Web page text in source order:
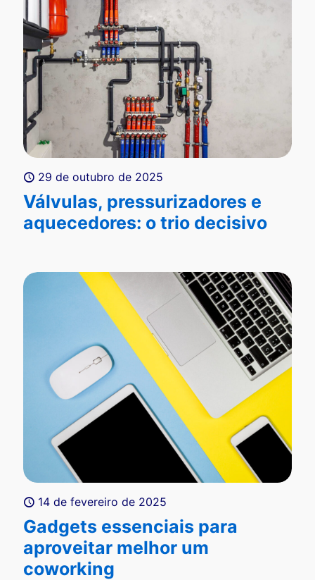
29 de outubro de 2025
Válvulas, pressurizadores e
aquecedores: o trio decisivo
14 de fevereiro de 2025
Gadgets essenciais para
aproveitar melhor um
coworking